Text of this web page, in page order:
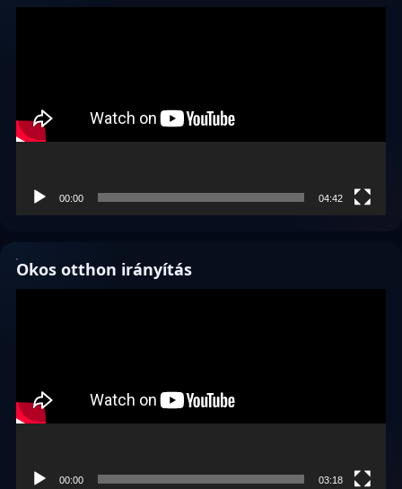
00:00 04:42
Okos otthon irányítás
00:00 03:18